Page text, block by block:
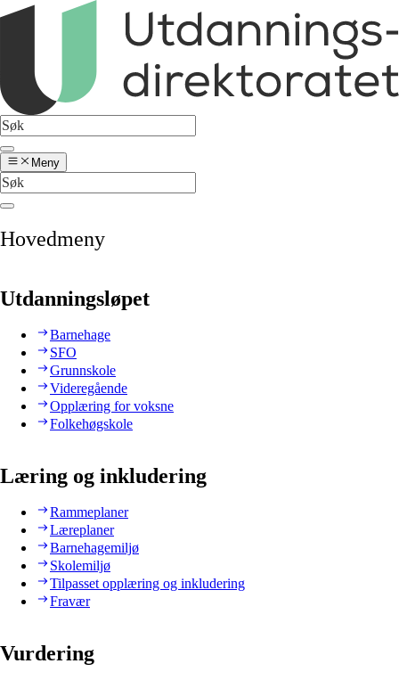
Meny
Hovedmeny
Utdanningsløpet
Barnehage
SFO
Grunnskole
Videregående
Opplæring for voksne
Folkehøgskole
Læring og inkludering
Rammeplaner
Læreplaner
Barnehagemiljø
Skolemiljø
Tilpasset opplæring og inkludering
Fravær
Vurdering